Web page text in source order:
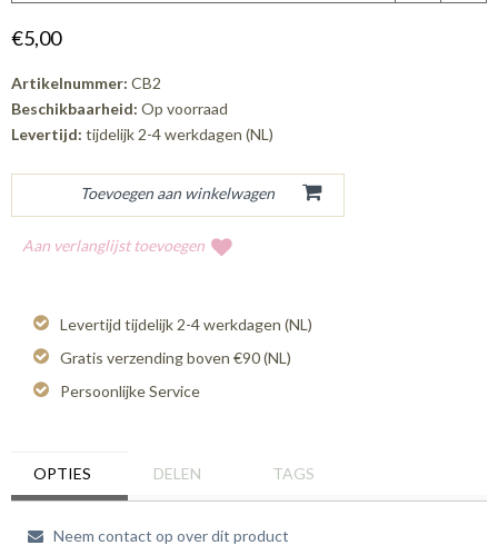
€5,00
Artikelnummer: CB2
Beschikbaarheid: Op voorraad
Levertijd: tijdelijk 2-4 werkdagen (NL)
Aan verlanglijst toevoegen
Levertijd tijdelijk 2-4 werkdagen (NL)
Gratis verzending boven €90 (NL)
Persoonlijke Service
OPTIES DELEN TAGS
Neem contact op over dit product